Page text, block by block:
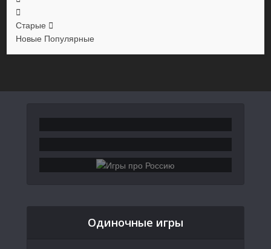
Старые
Новые Популярные
Одиночные игры